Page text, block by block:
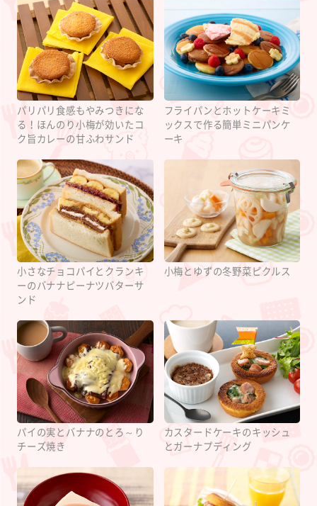
パリパリ食感もやみつきにな
る！ほんのり小梅が効いたコ
ク旨カレーの甘ふわサンド
フライパンとホットケーキミ
ックスで作る簡単ミニパンケ
ーキ
小さなチョコパイとクランキ
ーのバナナピーナツバターサ
ンド
小梅とゆずの冬野菜ピクルス
パイの実とバナナのとろ～り
チーズ焼き
カスタードケーキのキッシュ
とガーナプディング